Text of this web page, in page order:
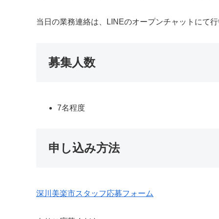
当日の業務連絡は、LINEのオープンチャットにて行
募集人数
7名程度
申し込み方法
深川美楽市スタッフ応募フォーム